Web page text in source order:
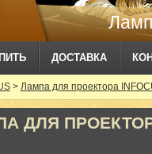
ДОСТАВКА
> Лампа для проектора
ДЛЯ ПРОЕКТОРА